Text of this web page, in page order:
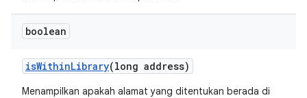
boolean
isWithinLibrary(long address)
Menampilkan apakah alamat yang ditentukan berada di